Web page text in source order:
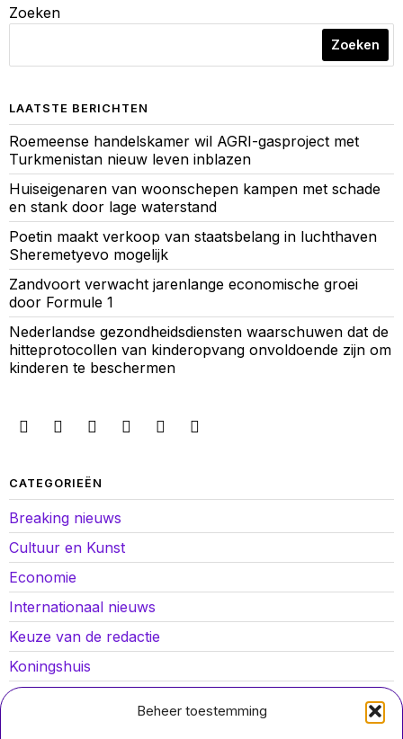
Beheer toestemming
Zoeken
Zoeken
LAATSTE BERICHTEN
Roemeense handelskamer wil AGRI-gasproject met
Turkmenistan nieuw leven inblazen
Huiseigenaren van woonschepen kampen met schade
en stank door lage waterstand
Poetin maakt verkoop van staatsbelang in luchthaven
Sheremetyevo mogelijk
Zandvoort verwacht jarenlange economische groei
door Formule 1
Nederlandse gezondheidsdiensten waarschuwen dat de
hitteprotocollen van kinderopvang onvoldoende zijn om
kinderen te beschermen
CATEGORIEËN
Breaking nieuws
Cultuur en Kunst
Economie
Internationaal nieuws
Keuze van de redactie
Koningshuis
Lokaal nieuws